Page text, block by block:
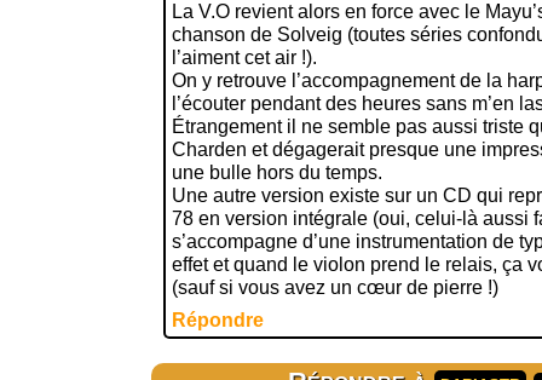
La V.O revient alors en force avec le
chanson de Solveig (toutes séries
l’aiment cet air !).
On y retrouve l’accompagnement de la
l’écouter pendant des heures sans m’en
Étrangement il ne semble pas aussi triste
Charden et dégagerait presque une
une bulle hors du temps.
Une autre version existe sur un CD qui
78 en version intégrale (oui, celui-là aussi
s’accompagne d’une instrumentation de
effet et quand le violon prend le relais, ça
(sauf si vous avez un cœur de pierre !)
Répondre